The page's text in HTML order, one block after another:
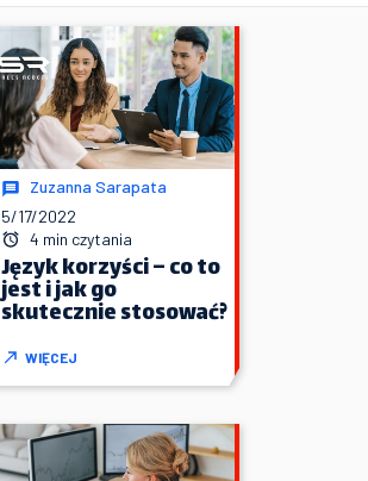
Zuzanna Sarapata
5/17/2022
4 min czytania
Język korzyści – co to
jest i jak go
skutecznie stosować?
WIĘCEJ